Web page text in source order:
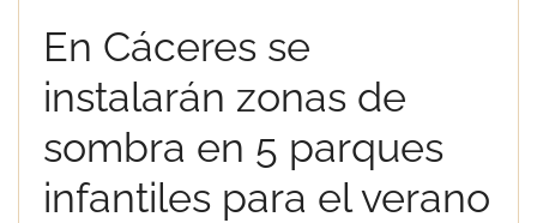
En Cáceres se
instalarán zonas de
sombra en 5 parques
infantiles para el verano